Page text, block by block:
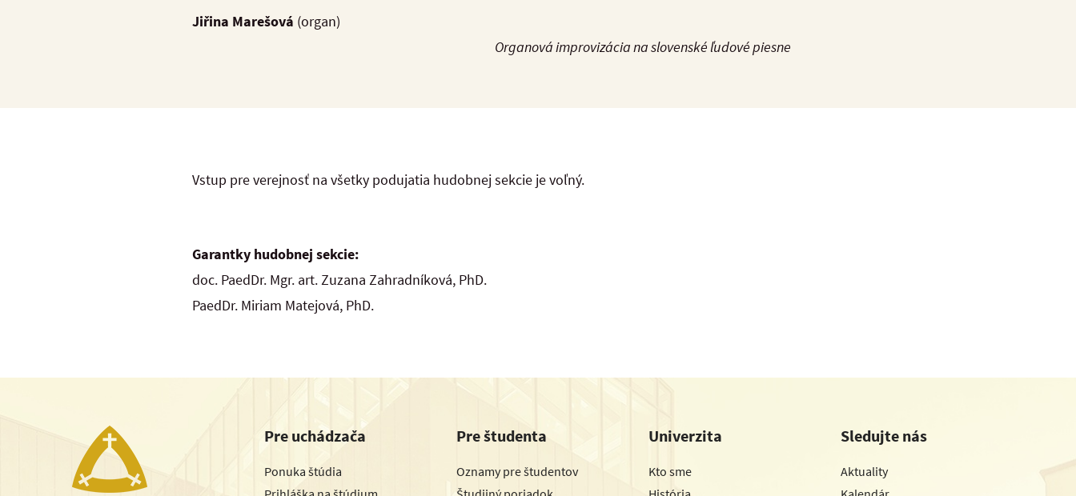
Jiřina Marešová (organ)
Organová improvizácia na slovenské ľudové piesne
Vstup pre verejnosť na všetky podujatia hudobnej sekcie je voľný.
Garantky hudobnej sekcie:
doc. PaedDr. Mgr. art. Zuzana Zahradníková, PhD.
PaedDr. Miriam Matejová, PhD.
Pre uchádzača
Ponuka štúdia
Pre študenta
Oznamy pre študentov
Univerzita
Kto sme
Sledujte nás
Aktuality